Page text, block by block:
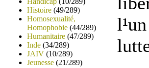
Histoire (49/289)
Homosexualité,
Homophobie (44/289)
Humanitaire (47/289)
Inde (34/289)
JAIV (10/289)
Jeunesse (21/289)